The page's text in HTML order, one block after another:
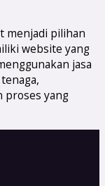
menjadi pilihan
website yang
jasa
proses yang